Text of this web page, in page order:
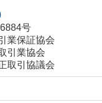
号
業保証協会
引業協会
取引協議会